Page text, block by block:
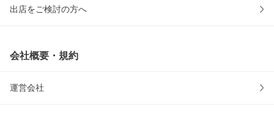
出店をご検討の方へ
会社概要・規約
運営会社